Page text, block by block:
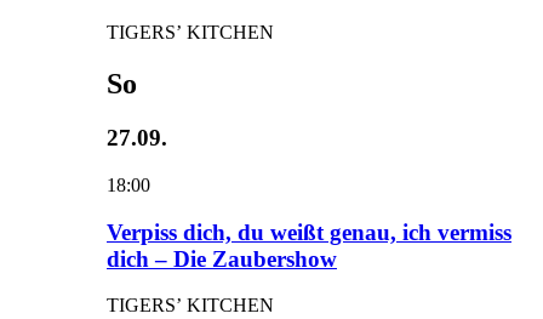
TIGERS’ KITCHEN
So
27.09.
18:00
Verpiss dich, du weißt genau, ich vermiss
dich – Die Zaubershow
TIGERS’ KITCHEN